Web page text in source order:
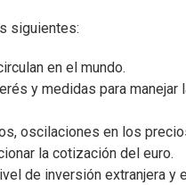
siguientes:
en el mundo.
y medidas para manejar
oscilaciones en los
la cotización del euro.
de inversión extranjera y